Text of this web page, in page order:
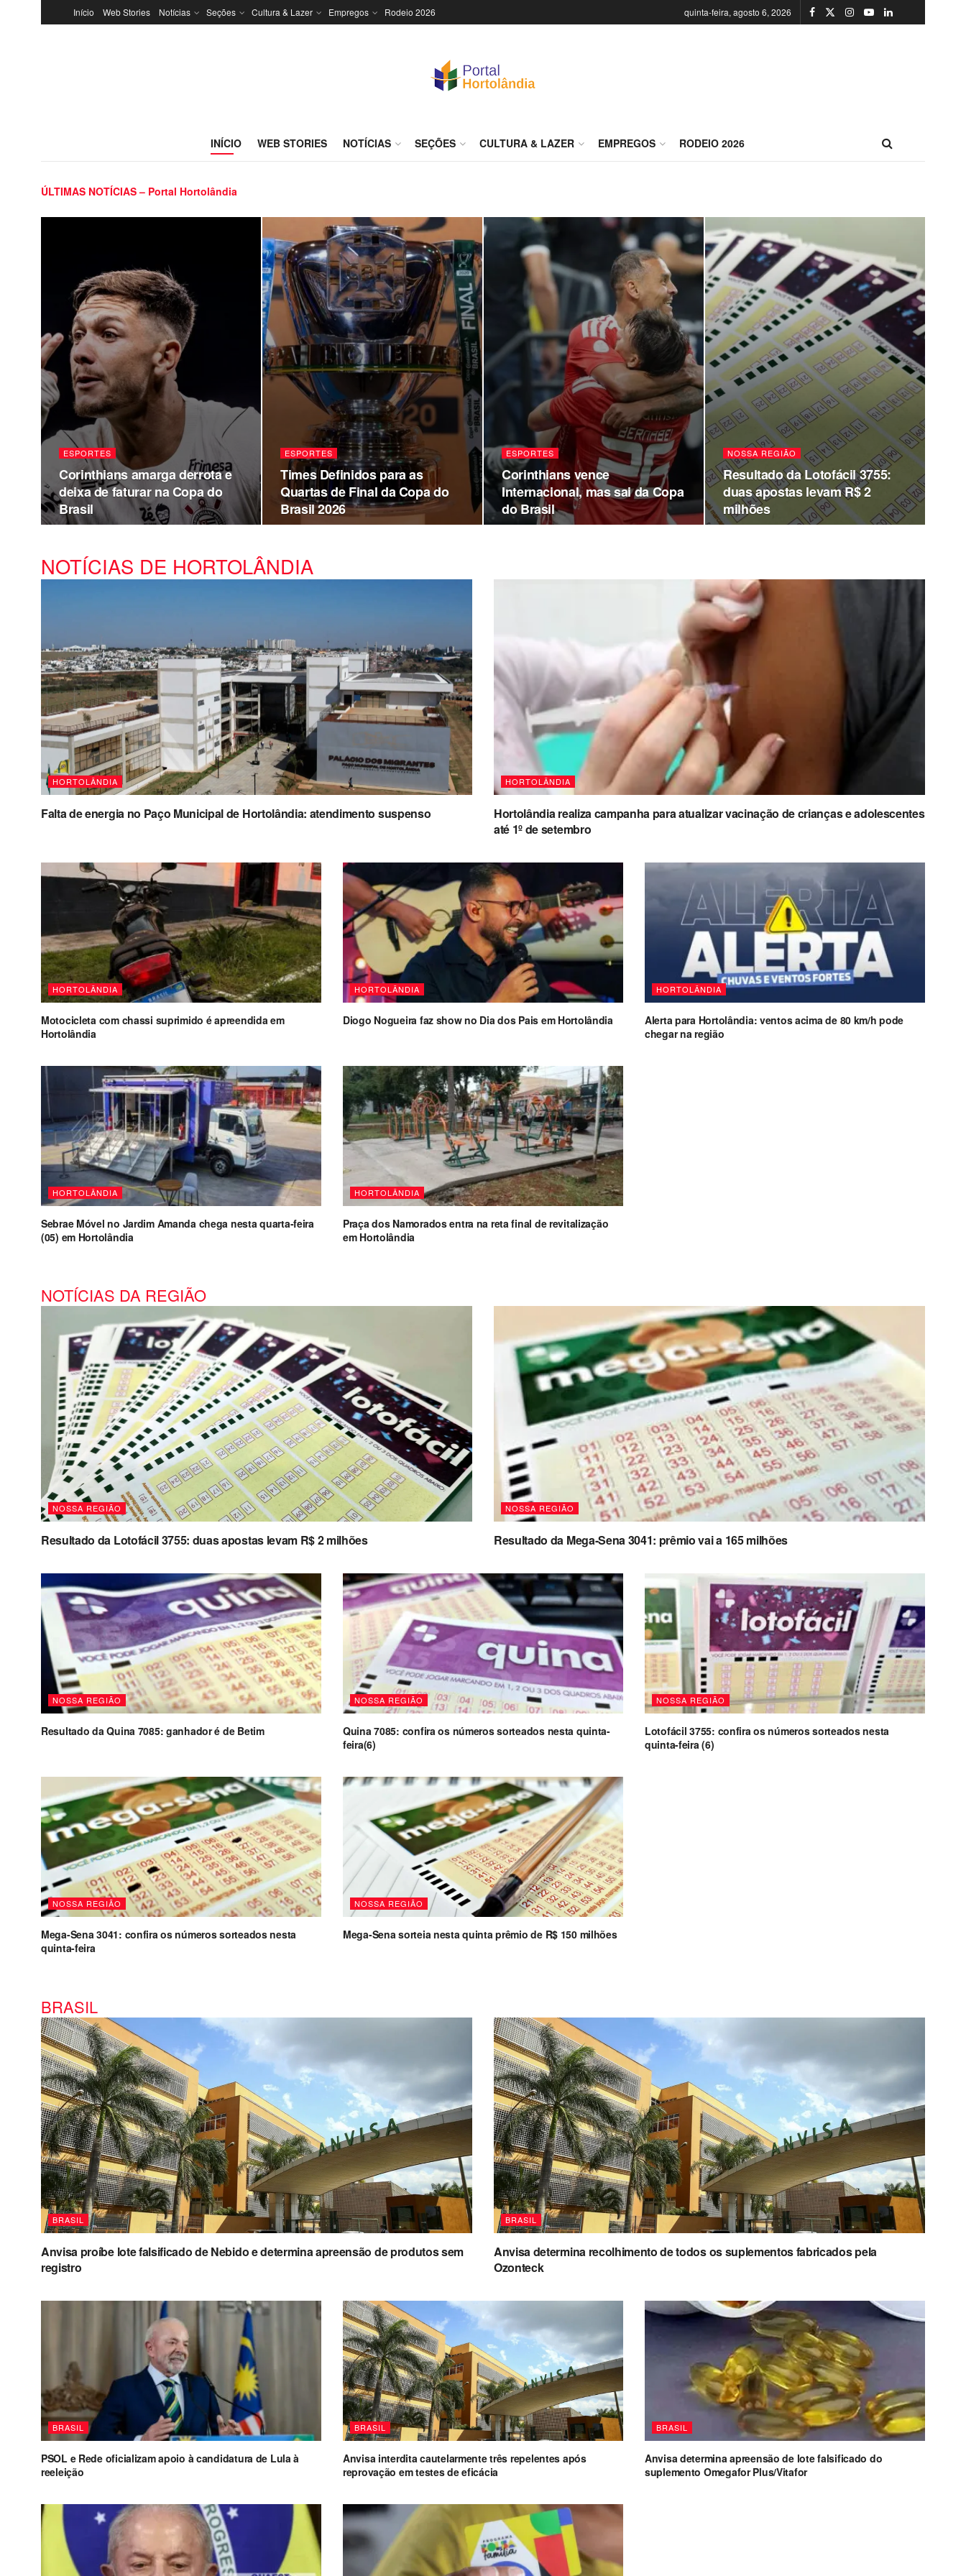
Início Web Stories Notícias Seções Cultura & Lazer Empregos Rodeio 2026 quinta-feira, agosto 6, 2026
INÍCIO WEB STORIES NOTÍCIAS SEÇÕES CULTURA & LAZER EMPREGOS RODEIO 2026
ÚLTIMAS NOTÍCIAS – Portal Hortolândia
ESPORTES
Corinthians amarga derrota e
deixa de faturar na Copa do
Brasil
ESPORTES
Times Definidos para as
Quartas de Final da Copa do
Brasil 2026
ESPORTES
Corinthians vence
Internacional, mas sai da Copa
do Brasil
NOSSA REGIÃO
Resultado da Lotofácil 3755:
duas apostas levam R$ 2
milhões
NOTÍCIAS DE HORTOLÂNDIA
HORTOLÂNDIA
Falta de energia no Paço Municipal de Hortolândia: atendimento suspenso
HORTOLÂNDIA
Hortolândia realiza campanha para atualizar vacinação de crianças e adolescentes
até 1º de setembro
HORTOLÂNDIA
Motocicleta com chassi suprimido é apreendida em
Hortolândia
HORTOLÂNDIA
Diogo Nogueira faz show no Dia dos Pais em Hortolândia
HORTOLÂNDIA
Alerta para Hortolândia: ventos acima de 80 km/h pode
chegar na região
HORTOLÂNDIA
Sebrae Móvel no Jardim Amanda chega nesta quarta-feira
(05) em Hortolândia
HORTOLÂNDIA
Praça dos Namorados entra na reta final de revitalização
em Hortolândia
NOTÍCIAS DA REGIÃO
NOSSA REGIÃO
Resultado da Lotofácil 3755: duas apostas levam R$ 2 milhões
NOSSA REGIÃO
Resultado da Mega-Sena 3041: prêmio vai a 165 milhões
NOSSA REGIÃO
Resultado da Quina 7085: ganhador é de Betim
NOSSA REGIÃO
Quina 7085: confira os números sorteados nesta quinta-
feira(6)
NOSSA REGIÃO
Lotofácil 3755: confira os números sorteados nesta
quinta-feira (6)
NOSSA REGIÃO
Mega-Sena 3041: confira os números sorteados nesta
quinta-feira
NOSSA REGIÃO
Mega-Sena sorteia nesta quinta prêmio de R$ 150 milhões
BRASIL
BRASIL
Anvisa proíbe lote falsificado de Nebido e determina apreensão de produtos sem
registro
BRASIL
Anvisa determina recolhimento de todos os suplementos fabricados pela
Ozonteck
BRASIL
PSOL e Rede oficializam apoio à candidatura de Lula à
reeleição
BRASIL
Anvisa interdita cautelarmente três repelentes após
reprovação em testes de eficácia
BRASIL
Anvisa determina apreensão de lote falsificado do
suplemento Omegafor Plus/Vitafor